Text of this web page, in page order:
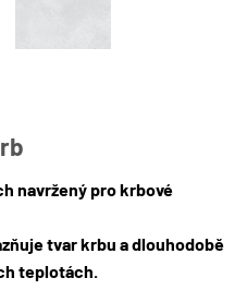
navržený pro krbové
tvar krbu a dlouhodobě
teplotách.